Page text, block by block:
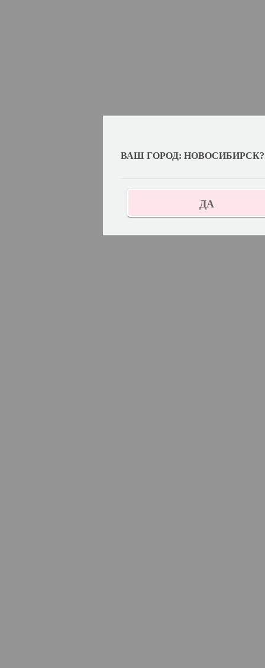
ВАШ ГОРОД: НОВОСИБИРСК?
ДА